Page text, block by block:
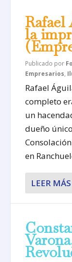
Rafael
la
Publicado por
Empresarios,
Rafael
completo
un
dueño
en
LEER MÁS